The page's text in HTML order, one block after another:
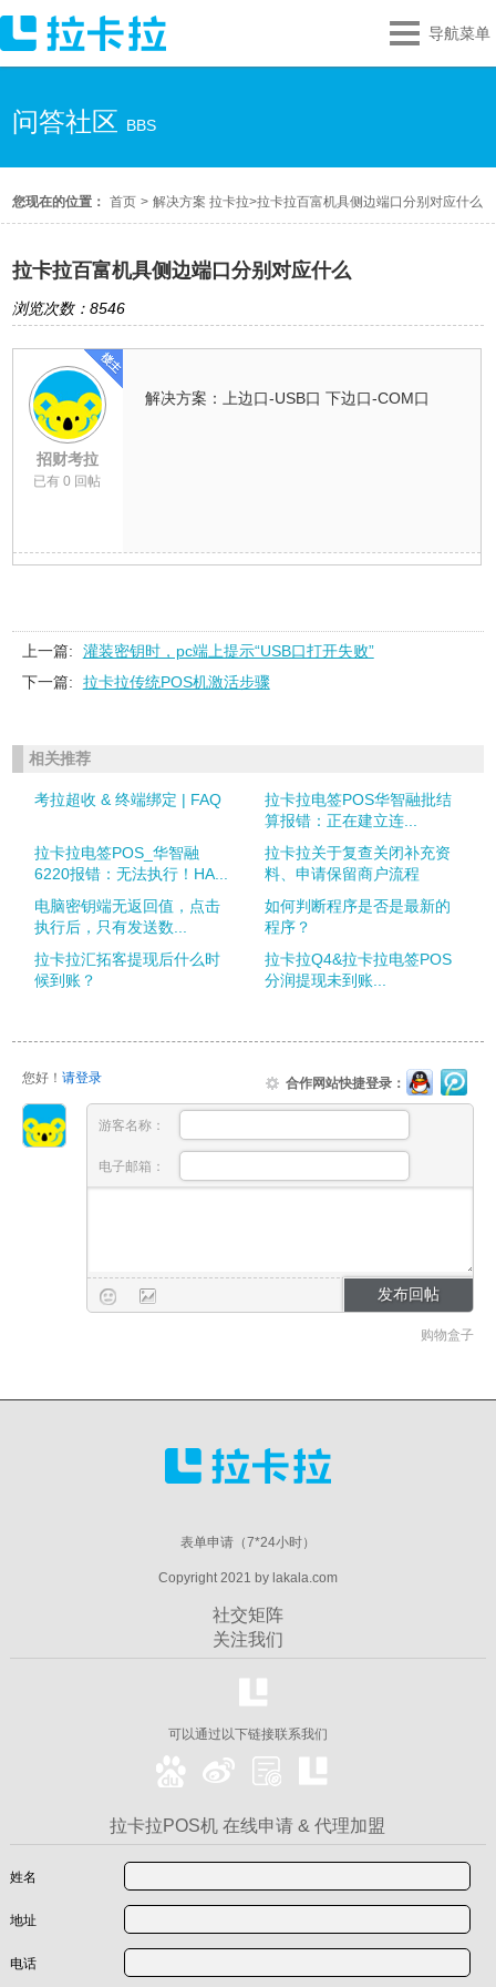
导航菜单
问答社区 BBS
您现在的位置： 首页 > 解决方案 拉卡拉>拉卡拉百富机具侧边端口分别对应什么
拉卡拉百富机具侧边端口分别对应什么
浏览次数：8546
招财考拉
已有 0 回帖
解决方案：上边口-USB口 下边口-COM口
上一篇:
灌装密钥时，pc端上提示“USB口打开失败”
下一篇:
拉卡拉传统POS机激活步骤
相关推荐
考拉超收 & 终端绑定 | FAQ
拉卡拉电签POS华智融批结
算报错：正在建立连...
拉卡拉电签POS_华智融
6220报错：无法执行！HA...
拉卡拉关于复查关闭补充资
料、申请保留商户流程
电脑密钥端无返回值，点击
执行后，只有发送数...
如何判断程序是否是最新的
程序？
拉卡拉汇拓客提现后什么时
候到账？
拉卡拉Q4&拉卡拉电签POS
分润提现未到账...
您好！ 请登录 合作网站快捷登录：
游客名称：
电子邮箱：
购物盒子
表单申请（7*24小时）
Copyright 2021 by lakala.com
社交矩阵
关注我们
可以通过以下链接联系我们
拉卡拉POS机 在线申请 & 代理加盟
姓名
地址
电话